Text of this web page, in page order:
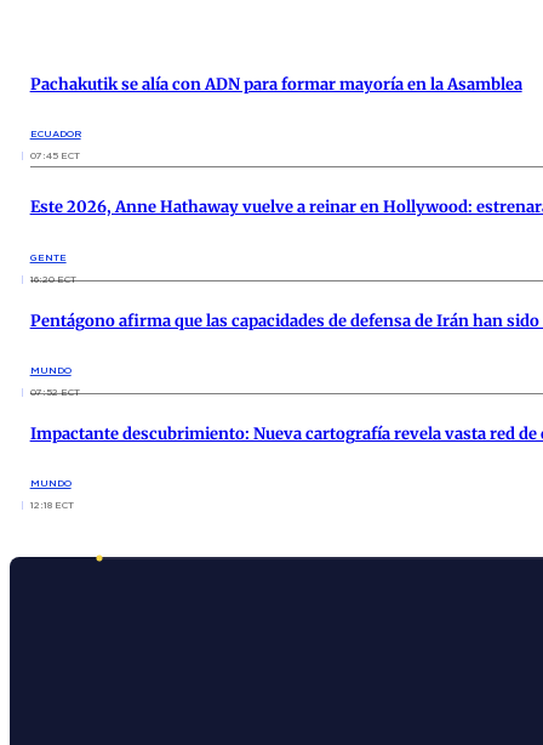
Pachakutik se alía con ADN para formar mayoría en la Asamblea
ECUADOR
07:45 ECT
Este 2026, Anne Hathaway vuelve a reinar en Hollywood:
GENTE
16:20 ECT
Pentágono afirma que las capacidades de defensa de Irán han
MUNDO
07:52 ECT
Impactante descubrimiento: Nueva cartografía revela vasta red
MUNDO
12:18 ECT